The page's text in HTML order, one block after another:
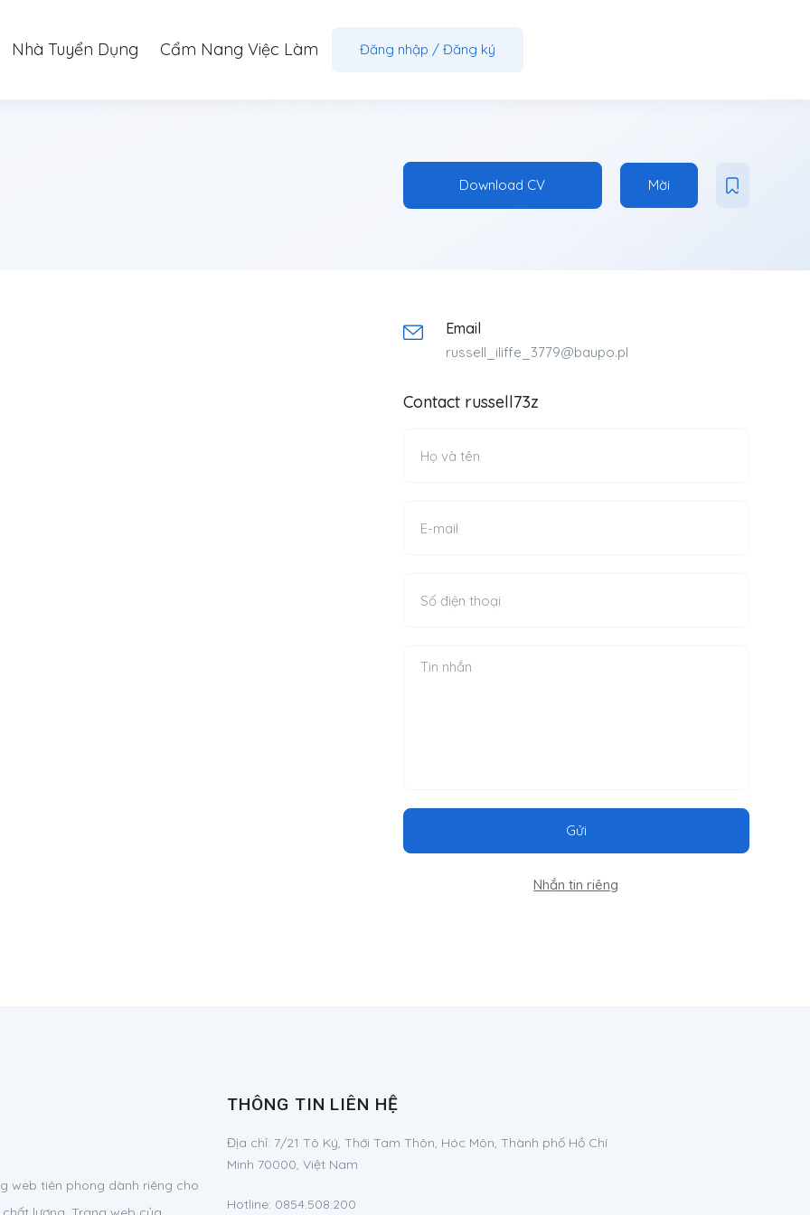
Nhà Tuyển Dụng Cẩm Nang Việc Làm Đăng nhập / Đăng ký
Download CV Mời
Email
russell_iliffe_3779@baupo.pl
Contact russell73z
Gửi
Nhắn tin riêng
web tiên phong dành riêng cho
THÔNG TIN LIÊN HỆ
Địa chỉ: 7/21 Tô Ký, Thới Tam Thôn, Hóc Môn, Thành phố Hồ Chí
Minh 70000, Việt Nam
Hotline: 0854.508.200